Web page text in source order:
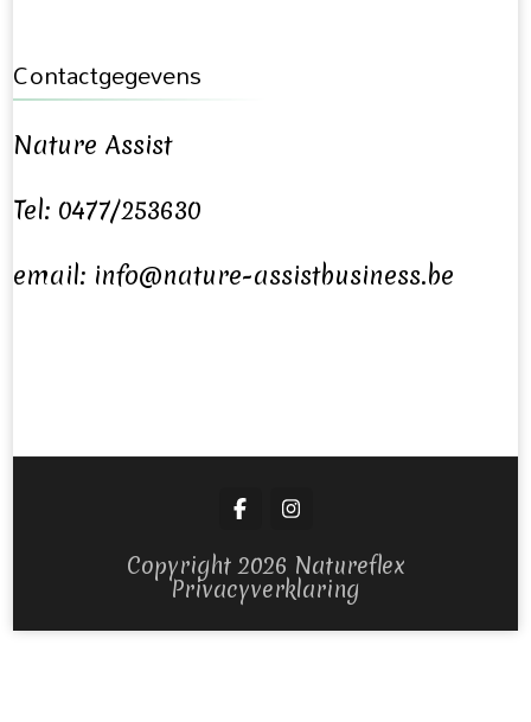
Contactgegevens
Nature Assist
Tel: 0477/253630
email: info@nature-assistbusiness.be
Copyright 2026 Natureflex
Privacyverklaring